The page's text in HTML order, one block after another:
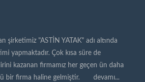
şirketimiz "ASTİN YATAK" adı altında
yapmaktadır. Çok kısa süre de
kazanan firmamız her geçen ün daha
bir firma haline gelmiştir. devamı...